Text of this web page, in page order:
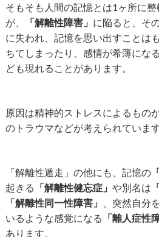
そもそも人間の記憶とは1ヶ所に
が、
「解離性障害」 に陥ると、そ
に失われ、記憶を思い出すことは
ちてしまったり、感情が希薄にな
ども現れることがあります。
原因は精神的ストレスによるもの
のトラウマなどが考えられています
「解離性遁走」の他にも、記憶の
起きる 「解離性健忘症」 や別名は
「解離性同一性障害」
、突然自分
いるような感覚になる 「離人症性
あります。